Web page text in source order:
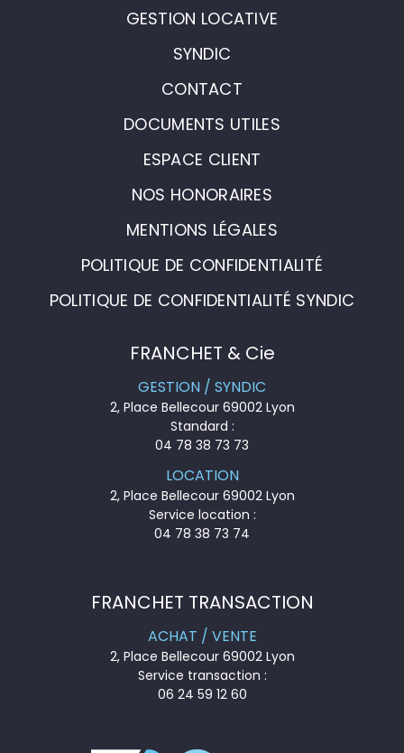
GESTION LOCATIVE
SYNDIC
CONTACT
DOCUMENTS UTILES
ESPACE CLIENT
NOS HONORAIRES
MENTIONS LÉGALES
POLITIQUE DE CONFIDENTIALITÉ
POLITIQUE DE CONFIDENTIALITÉ SYNDIC
FRANCHET & Cie
GESTION / SYNDIC
2, Place Bellecour 69002 Lyon
Standard :
04 78 38 73 73
LOCATION
2, Place Bellecour 69002 Lyon
Service location :
04 78 38 73 74
FRANCHET TRANSACTION
ACHAT / VENTE
2, Place Bellecour 69002 Lyon
Service transaction :
06 24 59 12 60